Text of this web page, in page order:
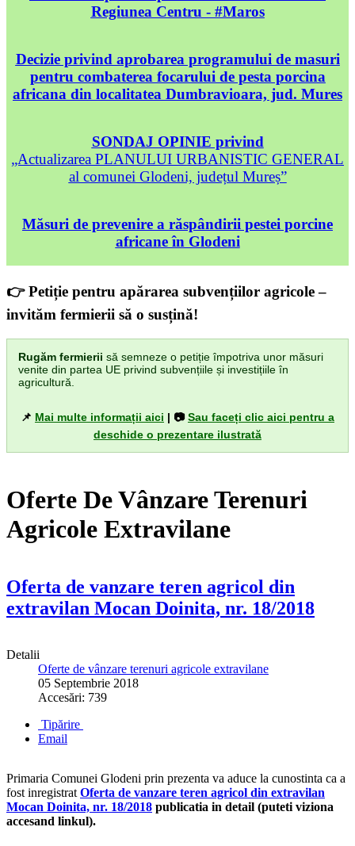
Regiunea Centru - #Maros
Decizie privind aprobarea programului de masuri
pentru combaterea focarului de pesta porcina
africana din localitatea Dumbravioara, jud. Mures
SONDAJ OPINIE privind
„Actualizarea PLANULUI URBANISTIC GENERAL
al comunei Glodeni, județul Mureș”
Măsuri de prevenire a răspândirii pestei porcine
africane în Glodeni
👉 Petiție pentru apărarea subvențiilor agricole –
invităm fermierii să o susțină!
Rugăm fermierii să semneze o petiție împotriva unor măsuri
venite din partea UE privind subvențiile și investițiile în
agricultură.
📌 Mai multe informații aici | 📷Sau faceți clic aici pentru a
deschide o prezentare ilustrată
Oferte De Vânzare Terenuri
Agricole Extravilane
Oferta de vanzare teren agricol din
extravilan Mocan Doinita, nr. 18/2018
Detalii
Oferte de vânzare terenuri agricole extravilane
05 Septembrie 2018
Accesări: 739
Tipărire
Email
Primaria Comunei Glodeni prin prezenta va aduce la cunostinta ca a
fost inregistrat Oferta de vanzare teren agricol din extravilan
Mocan Doinita, nr. 18/2018 publicatia in detail (puteti viziona
accesand linkul).